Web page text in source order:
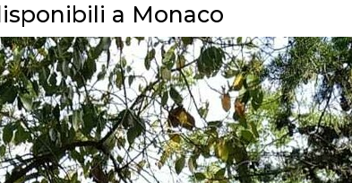
a Monaco